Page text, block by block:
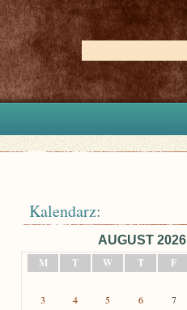
Kalendarz:
AUGUST 2026
M
T W T F
3
4 5 6 7